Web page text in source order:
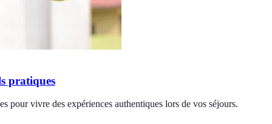
pratiques
pour vivre des expériences authentiques lors de vos séjours.